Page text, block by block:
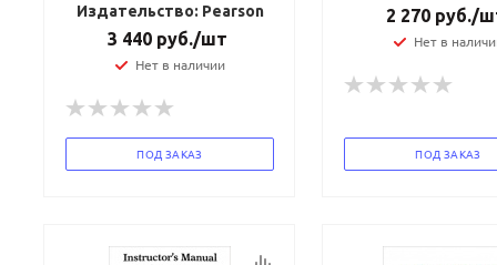
Издательство: Pearson
3 440 руб./шт
Нет в наличии
ПОД ЗАКАЗ
2 270 руб./
Нет в
ПОД ЗАКАЗ